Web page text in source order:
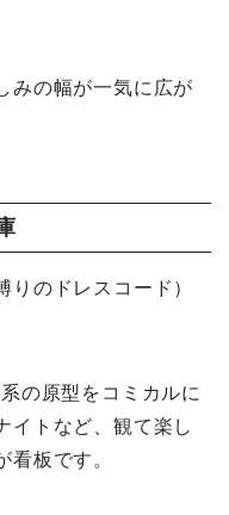
みの幅が一気に広が
のドレスコード）
の原型をコミカルに
イトなど、観て楽し
看板です。